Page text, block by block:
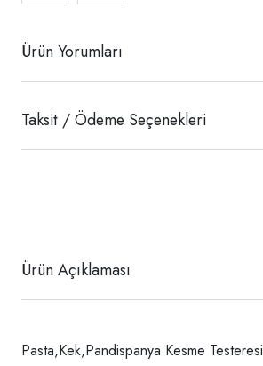
Ürün Yorumları
Taksit / Ödeme Seçenekleri
Ürün Açıklaması
Pasta,Kek,Pandispanya Kesme Testeresi